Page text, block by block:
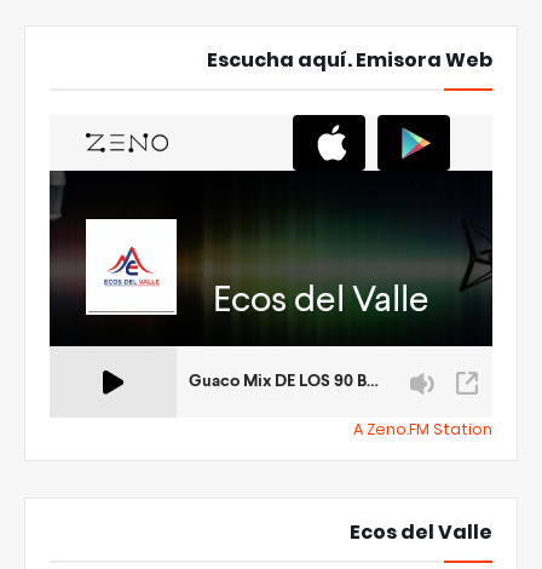
Escucha aquí. Emisora Web
A Zeno.FM Station
Ecos del Valle